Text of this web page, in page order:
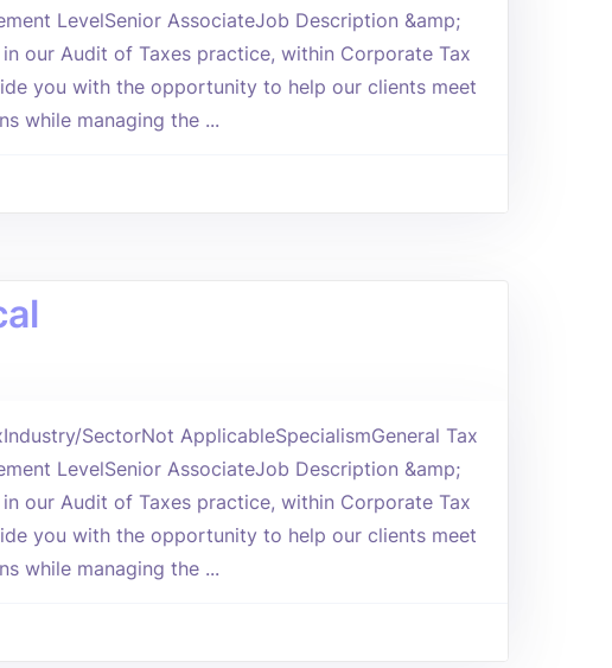
LevelSenior AssociateJob Description &amp;
in our Audit of Taxes practice, within Corporate Tax
you with the opportunity to help our clients meet
while managing the ...
SectorNot ApplicableSpecialismGeneral Tax
LevelSenior AssociateJob Description &amp;
in our Audit of Taxes practice, within Corporate Tax
you with the opportunity to help our clients meet
while managing the ...